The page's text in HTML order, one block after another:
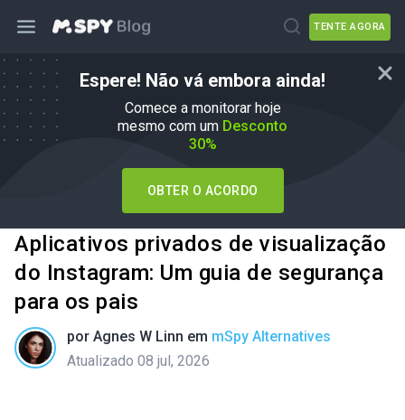
TENTE AGORA
Espere! Não vá embora ainda!
Comece a monitorar hoje
mesmo com um Desconto
30%
OBTER O ACORDO
Aplicativos privados de visualização
do Instagram: Um guia de segurança
para os pais
por Agnes W Linn em mSpy Alternatives
Atualizado 08 jul, 2026